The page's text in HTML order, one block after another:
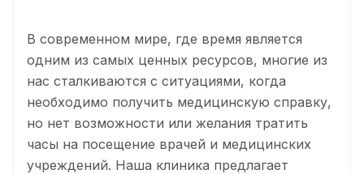
В современном мире, где время является
одним из самых ценных ресурсов, многие из
нас сталкиваются с ситуациями, когда
необходимо получить медицинскую справку,
но нет возможности или желания тратить
часы на посещение врачей и медицинских
учреждений. Наша клиника предлагает